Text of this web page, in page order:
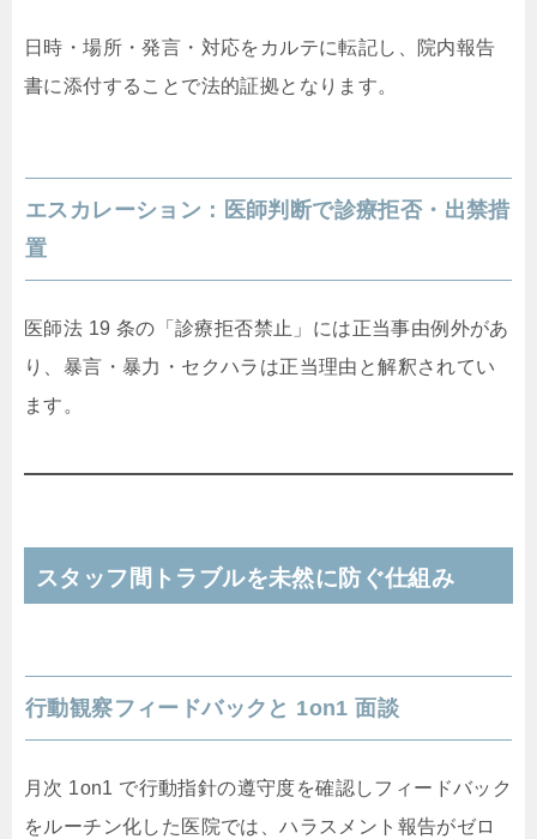
日時・場所・発言・対応をカルテに転記し、院内報告
書に添付することで法的証拠となります。
エスカレーション：医師判断で診療拒否・出禁措
置
医師法 19 条の「診療拒否禁止」には正当事由例外があ
り、暴言・暴力・セクハラは正当理由と解釈されてい
ます。
スタッフ間トラブルを未然に防ぐ仕組み
行動観察フィードバックと 1on1 面談
月次 1on1 で行動指針の遵守度を確認しフィードバック
をルーチン化した医院では、ハラスメント報告がゼロ